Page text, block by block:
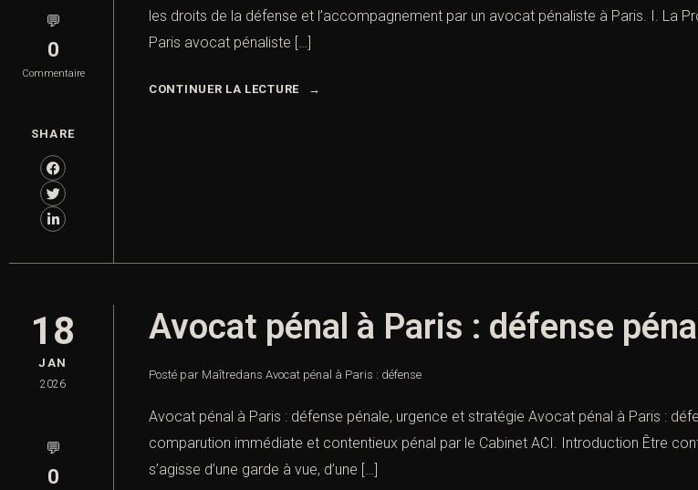
💬
0
Commentaire
SHARE
les droits de la défense et l’accompagnement par un avocat pénaliste à Paris. I. La
Paris avocat pénaliste […]
CONTINUER LA LECTURE
18
JAN
2026
💬
0
Avocat pénal à Paris : défense
Posté par Maîtredans Avocat pénal à Paris : défense
Avocat pénal à Paris : défense pénale, urgence et stratégie Avocat pénal à Paris :
comparution immédiate et contentieux pénal par le Cabinet ACI. Introduction Être
s’agisse d’une garde à vue, d’une […]